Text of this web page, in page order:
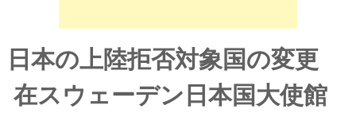
日本の上陸拒否対象国の変更
在スウェーデン日本国大使館